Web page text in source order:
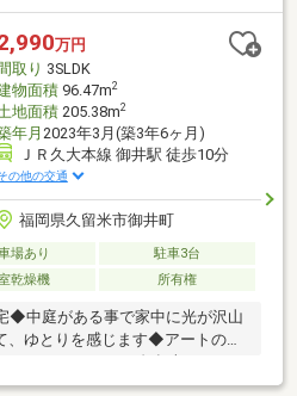
万円
取り 3SLDK
物面積96.47m2
地面積205.38m2
年月2023年3月(築3年6ヶ月)
ＪＲ久大本線 御井駅 徒歩10分
の他の交通
福岡県久留米市御井町
場あり
駐車3台
乾燥機 所有権
◆中庭がある事で家中に光が沢山
、ゆとりを感じます◆アートのよ
スターマックス 久留米インター
ムプラザナフコ 旗崎店まで